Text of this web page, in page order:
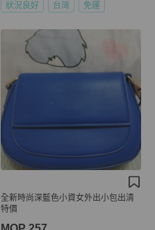
狀況良好 台灣 免運
全新時尚深藍色小資女外出小包出清
特價